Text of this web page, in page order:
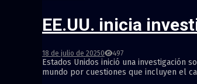
EE.UU. inicia
18 de julio de 20250 497
Estados Unidos inició una investigación
mundo por cuestiones que incluyen el